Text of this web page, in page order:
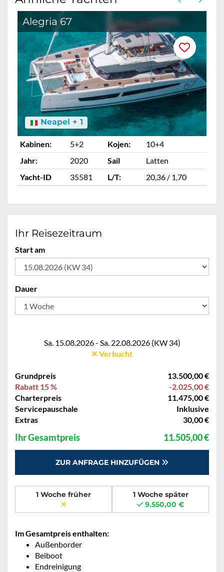
Alegria 67
Neapel + 1
Kabinen: 5+2 Kojen:
10+4
Jahr:
2020 Sail
Latten
Yacht-ID
35581 L/T: 20,36 / 1,70
Ihr Reisezeitraum
Start am
Dauer
Sa. 15.08.2026 - Sa. 22.08.2026 (KW 34)
Verbucht
Grundpreis
13.500,00 €
Rabatt 15 %
-2.025,00 €
Charterpreis
11.475,00 €
Servicepauschale
Inklusive
Extras
30,00 €
Ihr Gesamtpreis 11.505,00 €
ZUR ANFRAGE HINZUFÜGEN
1 Woche früher
1 Woche später
9.550,00 €
Im Gesamtpreis enthalten:
Außenborder
Beiboot
Endreinigung